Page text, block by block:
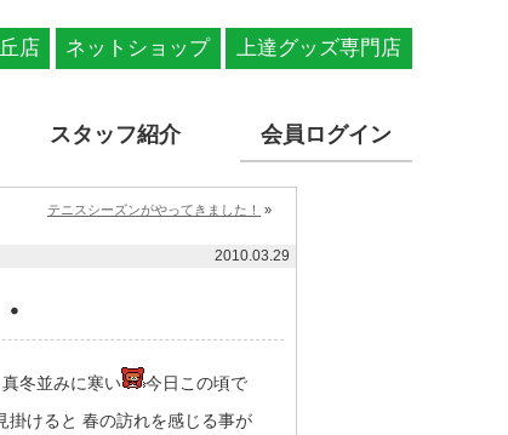
店 ネットショップ 上達グッズ専門店
スタッフ紹介 会員ログイン
テニスシーズンがやってきました！ »
2010.03.29
冬並みに寒い
今日この頃で
掛けると 春の訪れを感じる事が